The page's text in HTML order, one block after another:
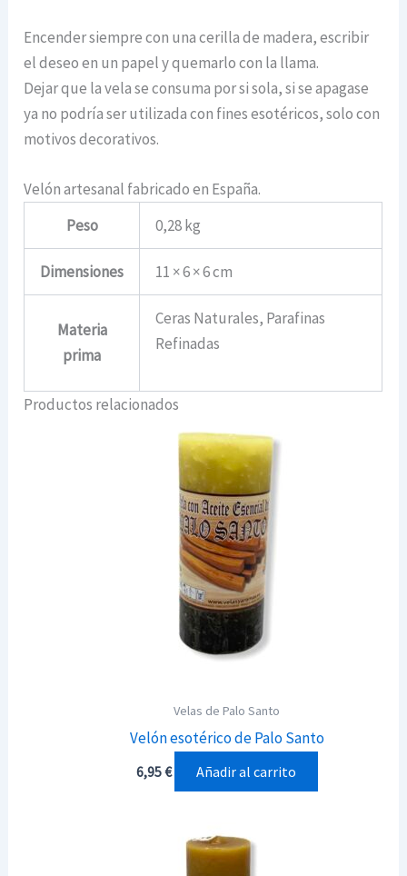
Encender siempre con una cerilla de madera, escribir
el deseo en un papel y quemarlo con la llama.
Dejar que la vela se consuma por si sola, si se apagase
ya no podría ser utilizada con fines esotéricos, solo con
motivos decorativos.
Velón artesanal fabricado en España.
Peso
0,28 kg
Dimensiones 11 × 6 × 6 cm
Materia
prima
Ceras Naturales, Parafinas
Refinadas
Productos relacionados
Velas de Palo Santo
Velón esotérico de Palo Santo
6,95€ Añadir al carrito